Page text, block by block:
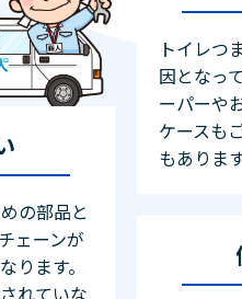
トイレつ
因となっ
ーパーや
ケースも
もありま
の部品と
ェーンが
ります。
れていな